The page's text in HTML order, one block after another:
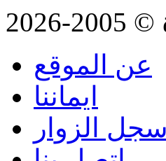
عن الموقع
ايماننا
سجل الزوار